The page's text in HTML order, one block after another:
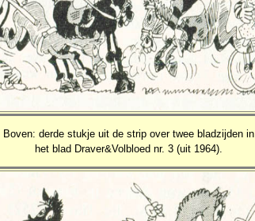
Boven: derde stukje uit de strip over twee bladzijden in
het blad Draver&Volbloed nr. 3 (uit 1964).